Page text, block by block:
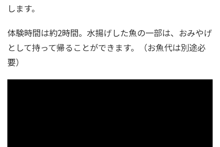
します。
体験時間は約2時間。水揚げした魚の一部は、おみやげ
として持って帰ることができます。（お魚代は別途必
要）